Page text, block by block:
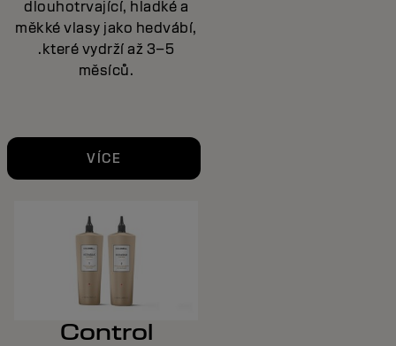
dlouhotrvající, hladké a
měkké vlasy jako hedvábí,
.které vydrží až 3–5
měsíců.
VÍCE
Control